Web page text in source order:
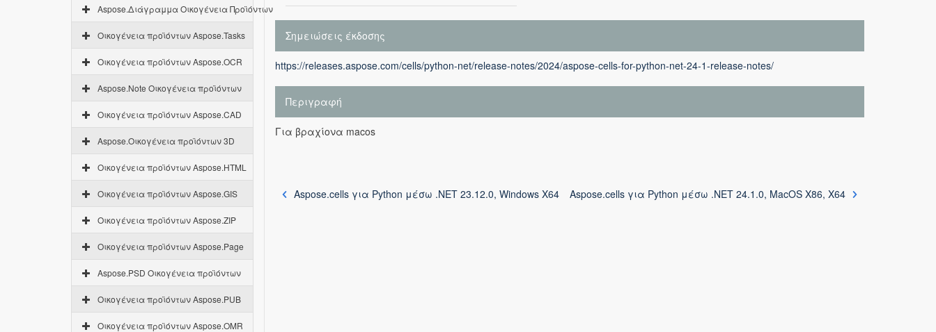
Aspose.Διάγραμμα Οικογένεια Προϊόντων
Οικογένεια προϊόντων Aspose.Tasks
Οικογένεια προϊόντων Aspose.OCR
Aspose.Note Οικογένεια προϊόντων
Οικογένεια προϊόντων Aspose.CAD
Aspose.Οικογένεια προϊόντων 3D
Οικογένεια προϊόντων Aspose.HTML
Οικογένεια προϊόντων Aspose.GIS
Οικογένεια προϊόντων Aspose.ZIP
Οικογένεια προϊόντων Aspose.Page
Aspose.PSD Οικογένεια προϊόντων
Οικογένεια προϊόντων Aspose.PUB
Οικογένεια προϊόντων Aspose.OMR
Σημειώσεις έκδοσης
https://releases.aspose.com/cells/python-net/release-notes/2024/aspose-cells-for-python-net-24-1-release-notes/
Περιγραφή
Για βραχίονα macos
Aspose.cells για Python μέσω .NET 23.12.0, Windows X64 Aspose.cells για Python μέσω .NET 24.1.0, MacOS X86, X64